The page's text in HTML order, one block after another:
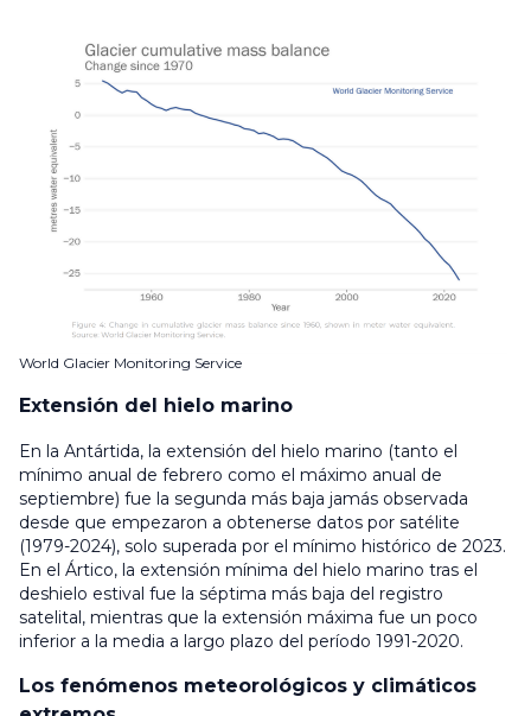
World Glacier Monitoring Service
Extensión del hielo marino
En la Antártida, la extensión del hielo marino (tanto el
mínimo anual de febrero como el máximo anual de
septiembre) fue la segunda más baja jamás observada
desde que empezaron a obtenerse datos por satélite
(1979-2024), solo superada por el mínimo histórico de 2023.
En el Ártico, la extensión mínima del hielo marino tras el
deshielo estival fue la séptima más baja del registro
satelital, mientras que la extensión máxima fue un poco
inferior a la media a largo plazo del período 1991-2020.
Los fenómenos meteorológicos y climáticos